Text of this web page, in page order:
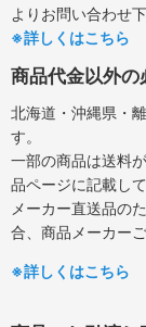
よりお問い合わせ下
※詳しくはこちら
商品代金以外の
北海道・沖縄県・
す。
一部の商品は送料
品ページに記載して
メーカー直送品の
合、商品メーカー
※詳しくはこちら